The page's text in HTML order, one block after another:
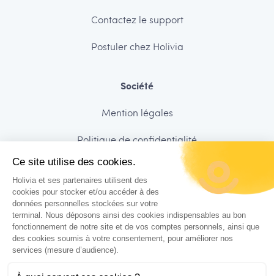
Contactez le support
Postuler chez Holivia
Société
Mention légales
Politique de confidentialité
Sécurité des données
Charte de déontologie
CGUV
Suivez-nous !
Ce site utilise des cookies.
Holivia et ses partenaires utilisent des
cookies pour stocker et/ou accéder à des
données personnelles stockées sur votre
terminal. Nous déposons ainsi des cookies indispensables au bon
fonctionnement de notre site et de vos comptes personnels, ainsi que
des cookies soumis à votre consentement, pour améliorer nos
services (mesure d’audience).